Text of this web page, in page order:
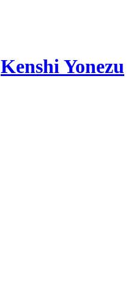
Kenshi Yonezu